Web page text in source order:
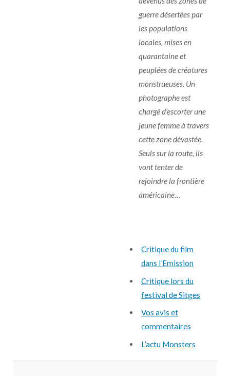
guerre désertées par
les populations
locales, mises en
quarantaine et
peuplées de créatures
monstrueuses. Un
photographe est
chargé d’escorter une
jeune femme à travers
cette zone dévastée.
Seuls sur la route, ils
vont tenter de
rejoindre la frontière
américaine…
Critique du film
dans l’Emission
Critique lors du
festival de Sitges
Vos avis et
commentaires
L’actu Monsters